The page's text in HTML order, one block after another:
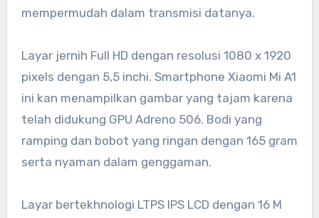
mempermudah dalam transmisi datanya.
Layar jernih Full HD dengan resolusi 1080 x 1920
pixels dengan 5,5 inchi. Smartphone Xiaomi Mi A1
ini kan menampilkan gambar yang tajam karena
telah didukung GPU Adreno 506. Bodi yang
ramping dan bobot yang ringan dengan 165 gram
serta nyaman dalam genggaman.
Layar bertekhnologi LTPS IPS LCD dengan 16 M